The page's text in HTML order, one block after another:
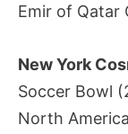
Emir of Qatar
New York
Soccer Bowl
North